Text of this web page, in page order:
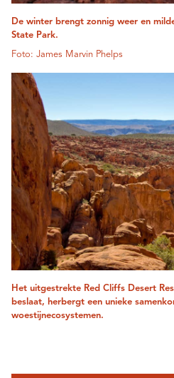
De winter brengt zonnig weer en
State Park.
Foto: James Marvin Phelps
Het uitgestrekte Red Cliffs Desert
beslaat, herbergt een unieke
woestijnecosystemen.